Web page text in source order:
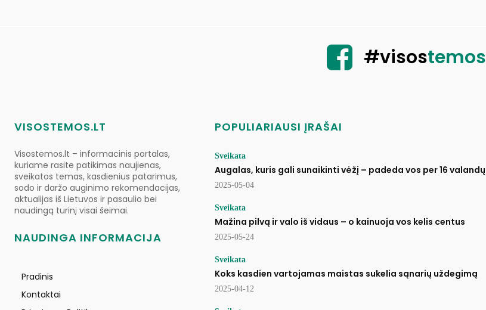
#visostemos
VISOSTEMOS.LT
Visostemos.lt – informacinis portalas,
kuriame rasite patikimas naujienas,
sveikatos temas, kasdienius patarimus,
sodo ir daržo auginimo rekomendacijas,
aktualijas iš Lietuvos ir pasaulio bei
naudingą turinį visai šeimai.
NAUDINGA INFORMACIJA
Pradinis
Kontaktai
POPULIARIAUSI ĮRAŠAI
Sveikata
Augalas, kuris gali sunaikinti vėžį – padeda vos per 16 valandų
2025-05-04
Sveikata
Mažina pilvą ir valo iš vidaus – o kainuoja vos kelis centus
2025-05-24
Sveikata
Koks kasdien vartojamas maistas sukelia sąnarių uždegimą
2025-04-12